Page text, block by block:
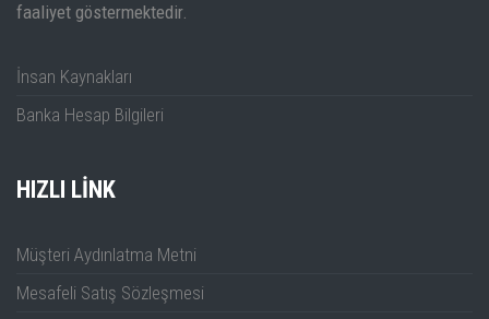
faaliyet göstermektedir.
İnsan Kaynakları
Banka Hesap Bilgileri
HIZLI LINK
Müşteri Aydınlatma Metni
Mesafeli Satış Sözleşmesi